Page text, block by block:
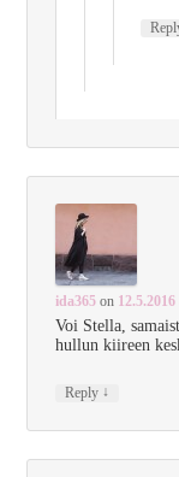
ida365 on
Voi Stella,
hullun kiireen
Reply ↓